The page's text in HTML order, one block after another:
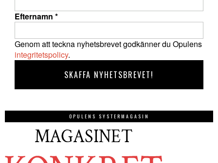
Efternamn *
Genom att teckna nyhetsbrevet godkänner du Opulens
integritetspolicy.
OPULENS SYSTERMAGASIN